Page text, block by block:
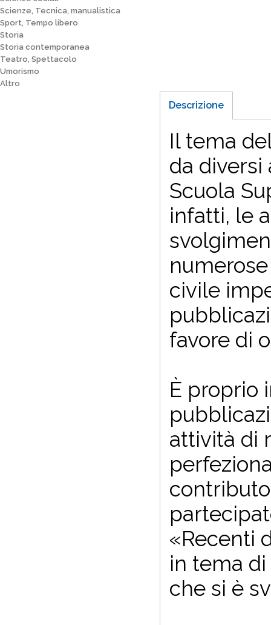
Scienze, Tecnica, manualistica
Sport, Tempo libero
Storia
Storia contemporanea
Teatro, Spettacolo
Umorismo
Altro
Descrizione
Il tema
da diversi
Scuola
infatti, le
civile
favore di
È proprio
attività di
«Recenti
in tema
che si è